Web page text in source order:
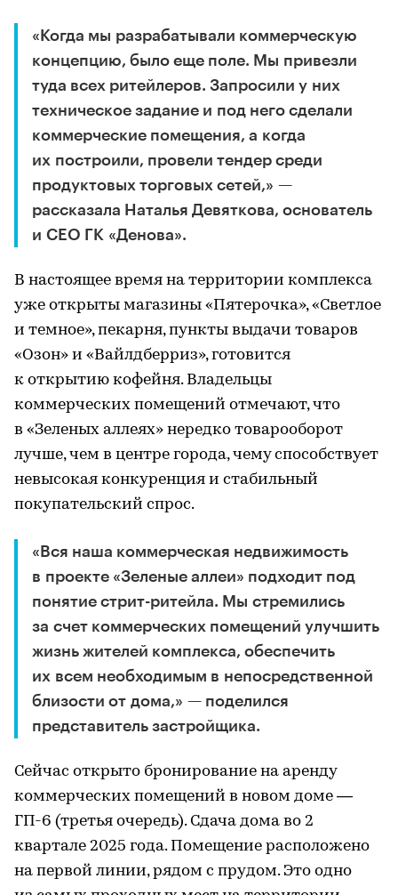
«Когда мы разрабатывали коммерческую
концепцию, было еще поле. Мы привезли
туда всех ритейлеров. Запросили у них
техническое задание и под него сделали
коммерческие помещения, а когда
их построили, провели тендер среди
продуктовых торговых сетей,» —
рассказала Наталья Девяткова, основатель
и CEO ГК «Денова».
В настоящее время на территории комплекса
уже открыты магазины «Пятерочка», «Светлое
и темное», пекарня, пункты выдачи товаров
«Озон» и «Вайлдберриз», готовится
к открытию кофейня. Владельцы
коммерческих помещений отмечают, что
в «Зеленых аллеях» нередко товарооборот
лучше, чем в центре города, чему способствует
невысокая конкуренция и стабильный
покупательский спрос.
«Вся наша коммерческая недвижимость
в проекте «Зеленые аллеи» подходит под
понятие стрит-ритейла. Мы стремились
за счет коммерческих помещений улучшить
жизнь жителей комплекса, обеспечить
их всем необходимым в непосредственной
близости от дома,» — поделился
представитель застройщика.
Сейчас открыто бронирование на аренду
коммерческих помещений в новом доме —
ГП-6 (третья очередь). Сдача дома во 2
квартале 2025 года. Помещение расположено
на первой линии, рядом с прудом. Это одно